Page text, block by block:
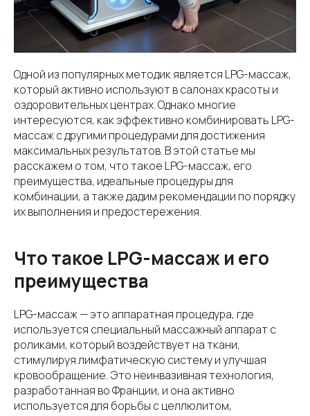
Одной из популярных методик является LPG-массаж,
который активно используют в салонах красоты и
оздоровительных центрах. Однако многие
интересуются, как эффективно комбинировать LPG-
массаж с другими процедурами для достижения
максимальных результатов. В этой статье мы
расскажем о том, что такое LPG-массаж, его
преимущества, идеальные процедуры для
комбинации, а также дадим рекомендации по порядку
их выполнения и предостережения.
Что такое LPG-массаж и его
преимущества
LPG-массаж — это аппаратная процедура, где
используется специальный массажный аппарат с
роликами, который воздействует на ткани,
стимулируя лимфатическую систему и улучшая
кровообращение. Это неинвазивная технология,
разработанная во Франции, и она активно
используется для борьбы с целлюлитом,